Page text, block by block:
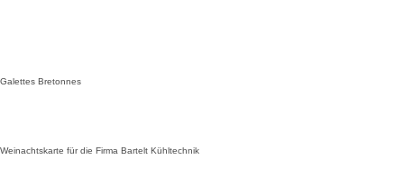
Galettes Bretonnes
Weinachtskarte für die Firma Bartelt Kühltechnik